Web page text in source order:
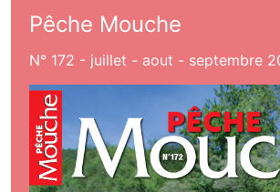
Pêche Mouche
N° 172 - juillet - aout - septembre